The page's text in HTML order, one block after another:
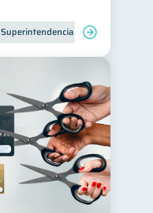
Superintendencia de Bancos